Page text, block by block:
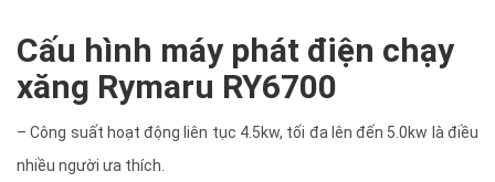
Cấu hình máy phát điện chạy
xăng Rymaru RY6700
– Công suất hoạt động liên tục 4.5kw, tối đa lên đến 5.0kw là điều
nhiều người ưa thích.